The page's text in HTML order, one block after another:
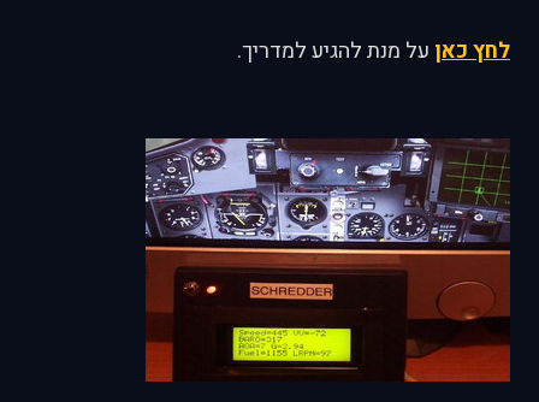
לחץ כאן על מנת להגיע למדריך.